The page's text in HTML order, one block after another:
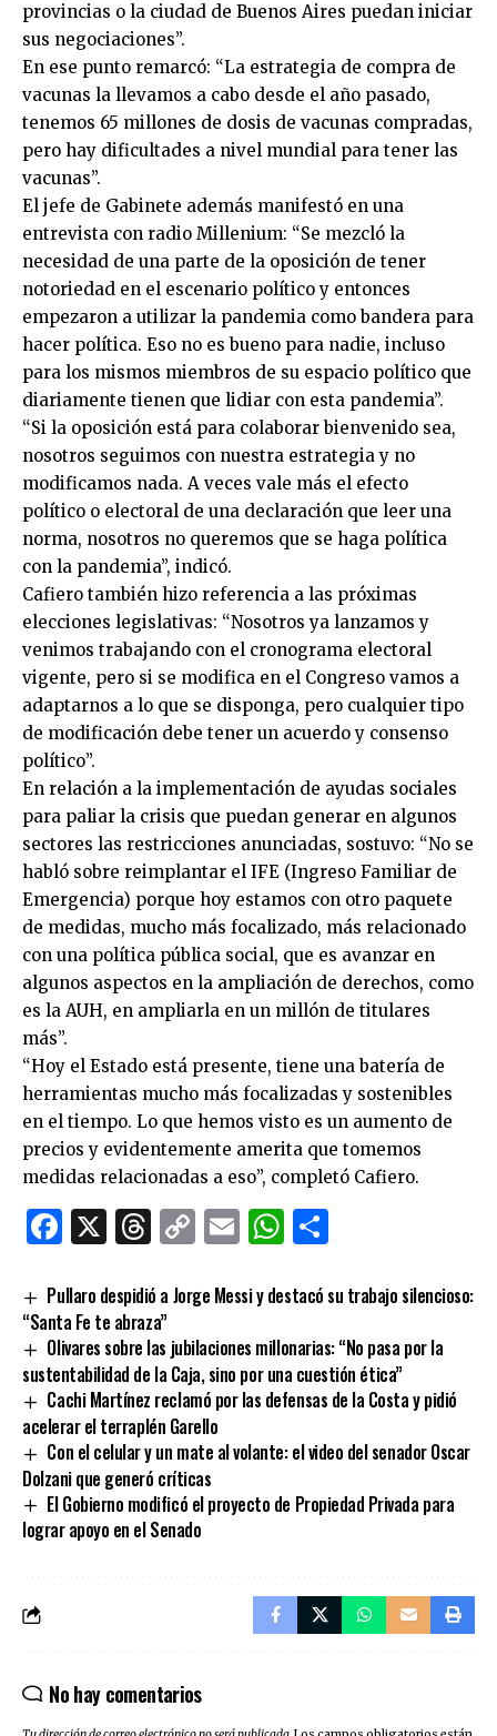
provincias o la ciudad de Buenos Aires puedan iniciar
sus negociaciones”.
En ese punto remarcó: “La estrategia de compra de
vacunas la llevamos a cabo desde el año pasado,
tenemos 65 millones de dosis de vacunas compradas,
pero hay dificultades a nivel mundial para tener las
vacunas”.
El jefe de Gabinete además manifestó en una
entrevista con radio Millenium: “Se mezcló la
necesidad de una parte de la oposición de tener
notoriedad en el escenario político y entonces
empezaron a utilizar la pandemia como bandera para
hacer política. Eso no es bueno para nadie, incluso
para los mismos miembros de su espacio político que
diariamente tienen que lidiar con esta pandemia”.
“Si la oposición está para colaborar bienvenido sea,
nosotros seguimos con nuestra estrategia y no
modificamos nada. A veces vale más el efecto
político o electoral de una declaración que leer una
norma, nosotros no queremos que se haga política
con la pandemia”, indicó.
Cafiero también hizo referencia a las próximas
elecciones legislativas: “Nosotros ya lanzamos y
venimos trabajando con el cronograma electoral
vigente, pero si se modifica en el Congreso vamos a
adaptarnos a lo que se disponga, pero cualquier tipo
de modificación debe tener un acuerdo y consenso
político”.
En relación a la implementación de ayudas sociales
para paliar la crisis que puedan generar en algunos
sectores las restricciones anunciadas, sostuvo: “No se
habló sobre reimplantar el IFE (Ingreso Familiar de
Emergencia) porque hoy estamos con otro paquete
de medidas, mucho más focalizado, más relacionado
con una política pública social, que es avanzar en
algunos aspectos en la ampliación de derechos, como
es la AUH, en ampliarla en un millón de titulares
más”.
“Hoy el Estado está presente, tiene una batería de
herramientas mucho más focalizadas y sostenibles
en el tiempo. Lo que hemos visto es un aumento de
precios y evidentemente amerita que tomemos
medidas relacionadas a eso”, completó Cafiero.
Facebook
X Threads
CopyEmailWhatsApp
Pullaro despidió a Jorge Messi y destacó su trabajo silencioso:
“Santa Fe te abraza”
Olivares sobre las jubilaciones millonarias: “No pasa por la
sustentabilidad de la Caja, sino por una cuestión ética”
Cachi Martínez reclamó por las defensas de la Costa y pidió
acelerar el terraplén Garello
Con el celular y un mate al volante: el video del senador Oscar
Dolzani que generó críticas
El Gobierno modificó el proyecto de Propiedad Privada para
lograr apoyo en el Senado
No hay comentarios